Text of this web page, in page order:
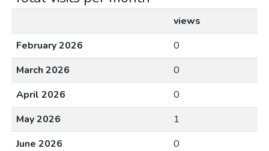
views
February 2026
0
March 2026
0
April 2026
0
May 2026
1
June 2026
0